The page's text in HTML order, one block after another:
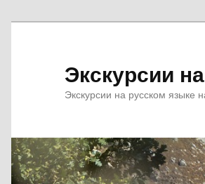
Экскурсии
Экскурсии на русском языке